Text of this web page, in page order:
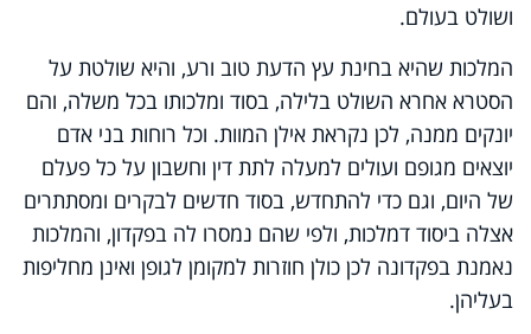
ושולט בעולם.
המלכות שהיא בחינת עץ הדעת טוב ורע, והיא שולטת על
הסטרא אחרא השולט בלילה, בסוד ומלכותו בכל משלה, והם
יונקים ממנה, לכן נקראת אילן המוות. וכל רוחות בני אדם
יוצאים מגופם ועולים למעלה לתת דין וחשבון על כל פעלם
של היום, וגם כדי להתחדש, בסוד חדשים לבקרים ומסתתרים
אצלה ביסוד דמלכות, ולפי שהם נמסרו לה בפקדון, והמלכות
נאמנת בפקדונה לכן כולן חוזרות למקומן לגופן ואינן מחליפות
בעליהן.